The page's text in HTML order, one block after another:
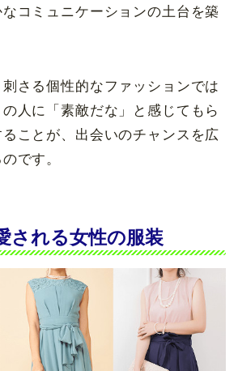
コミュニケーションの土台を築
さる個性的なファッションでは
人に「素敵だな」と感じてもら
ことが、出会いのチャンスを広
です。
される女性の服装